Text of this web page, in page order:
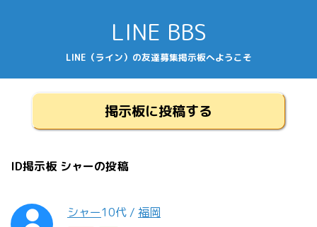
LINE BBS
LINE（ライン）の友達募集掲示板へようこそ
掲示板に投稿する
ID掲示板 シャーの投稿
シャー10代 / 福岡